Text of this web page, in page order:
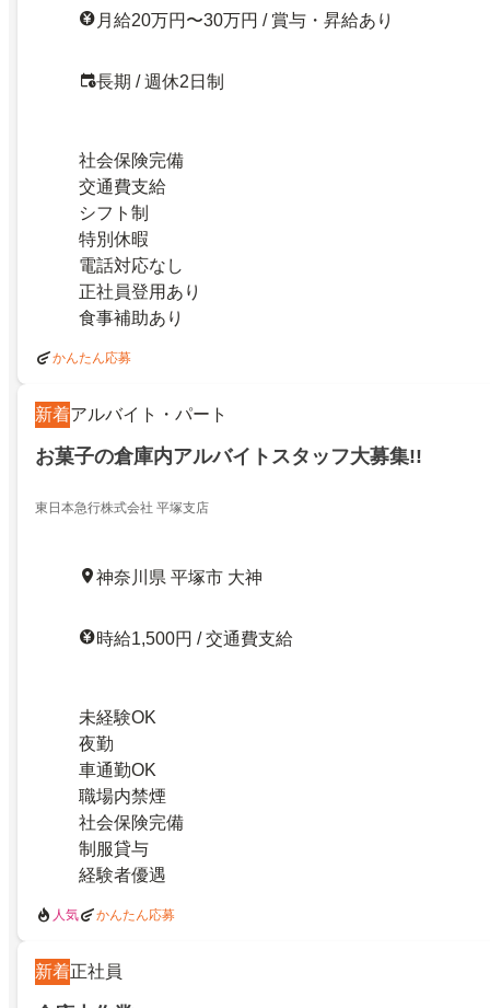
月給20万円〜30万円 / 賞与・昇給あり
長期 / 週休2日制
社会保険完備
交通費支給
シフト制
特別休暇
電話対応なし
正社員登用あり
食事補助あり
かんたん応募
新着アルバイト・パート
お菓子の倉庫内アルバイトスタッフ大募集!!
東日本急行株式会社 平塚支店
神奈川県 平塚市 大神
時給1,500円 / 交通費支給
未経験OK
夜勤
車通勤OK
職場内禁煙
社会保険完備
制服貸与
経験者優遇
人気 かんたん応募
新着正社員